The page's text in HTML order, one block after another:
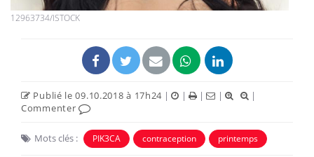
12963734/ISTOCK
Publié le 09.10.2018 à 17h24 | | | |
|
Commenter
Mots clés : PIK3CA contraception printemps